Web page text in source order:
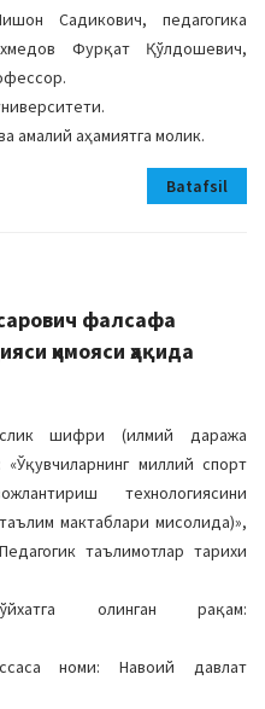
Садикович, педагогика
Фурқат Қўлдошевич,
амалий аҳамиятга молик.
Batafsil
фалсафа
ҳимояси ҳақида
шифри (илмий даража
миллий спорт
технологиясини
мактаблари мисолида)»,
таълимотлар тарихи
олинган рақам:
номи: Навоий давлат